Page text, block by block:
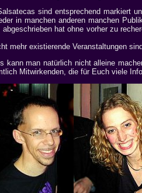
sind entsprechend markiert
in manchen anderen manchen
hat ohne vorher zu
mehr existierende Veranstaltungen
kann man natürlich nicht alleine
Mitwirkenden, die für Euch viele